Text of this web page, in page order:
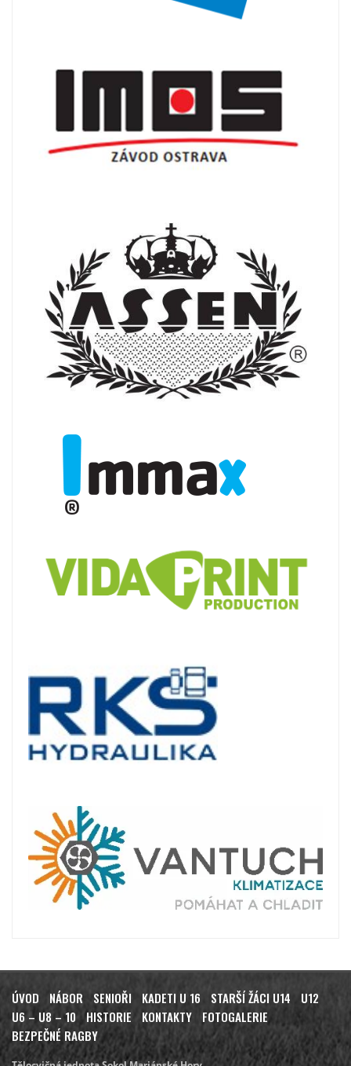
ÚVOD NÁBOR SENIOŘI KADETI U 16 STARŠÍ ŽÁCI U14
U12
U6 – U8 – 10 HISTORIE KONTAKTY
FOTOGALERIE
BEZPEČNÉ RAGBY